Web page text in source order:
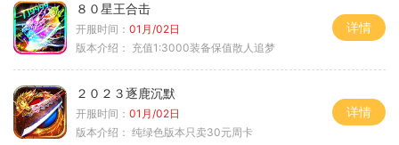
８０星王合击
开服时间： 01月/02日
版本介绍： 充值1:3000装备保值散人追梦
详情
２０２３逐鹿沉默
开服时间： 01月/02日
版本介绍： 纯绿色版本只卖30元周卡
详情